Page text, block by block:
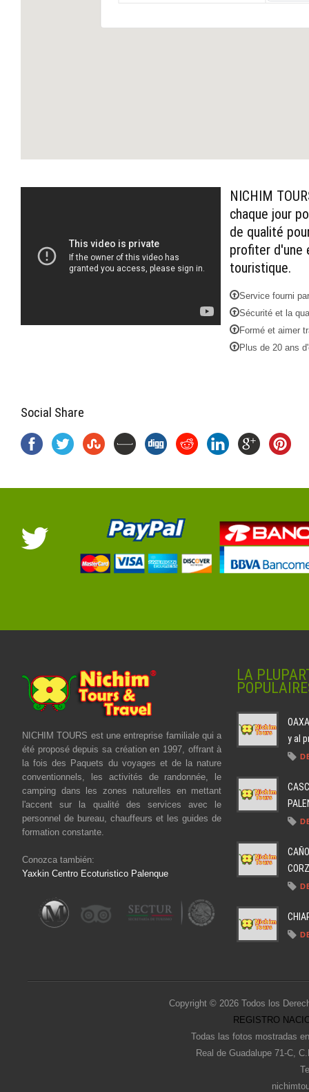
MAYA. Unubiable tour a Chiapas
NICHIM
chaque jour
de qualité
profiter d'une
touristique.
Service fourni
Sécurité et la
Formé et aimer
Plus de 20 ans
Social Share
NICHIM TOURS est une entreprise familiale qui a
été proposé depuis sa création en 1997, offrant à
la fois des Paquets du voyages et de la nature
conventionnels, les activités de randonnée, le
camping dans les zones naturelles en mettant
l'accent sur la qualité des services avec le
personnel de bureau, chauffeurs et les guides de
formation constante.
Conozca también:
Yaxkin Centro Ecoturistico Palenque
LA
y al
Copyright © 2026 Todos los
REGISTRO
Todas las fotos mostradas
Real de Guadalupe 71-C,